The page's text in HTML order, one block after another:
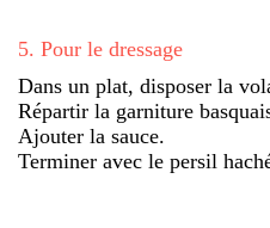
5. Pour le dressage
Dans un plat, disposer la
Répartir la garniture
Ajouter la sauce.
Terminer avec le persil